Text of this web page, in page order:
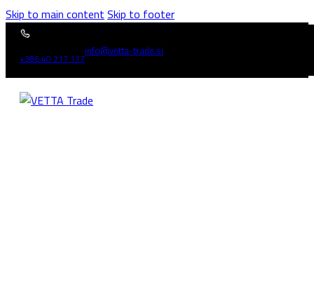
Skip to main content Skip to footer
+386 40 217 177
info@vetta-trade.si